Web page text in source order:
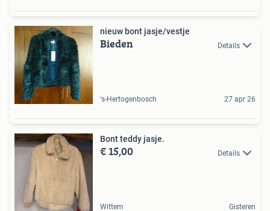
nieuw bont jasje/vestje
Bieden Details
's-Hertogenbosch 27 apr 26
Bont teddy jasje.
€ 15,00 Details
Wittem Gisteren